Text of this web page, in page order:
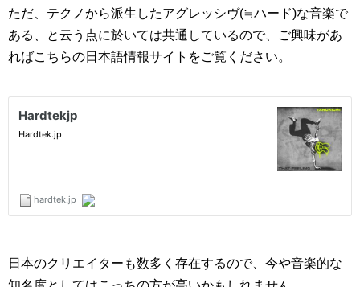
ただ、テクノから派生したアグレッシヴ(≒ハード)な音楽で
ある、と云う点に於いては共通しているので、ご興味があ
ればこちらの日本語情報サイトをご覧ください。
日本のクリエイターも数多く存在するので、今や音楽的な